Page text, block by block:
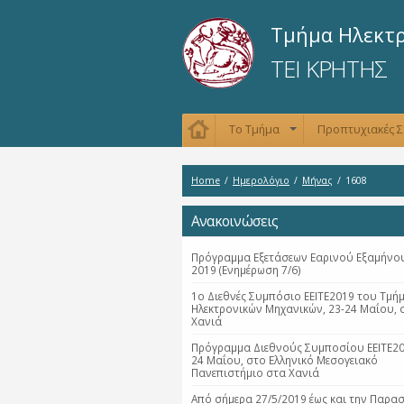
Τμήμα
ΤΕΙ ΚΡΗΤΗΣ
Το Τμήμα Προπτυχιακές
Home / Ημερολόγιο / Μήνας / 1608
Ανακοινώσεις
Πρόγραμμα Εξετάσεων Εαρινού
2019 (Ενημέρωση 7/6)
1ο Διεθνές Συμπόσιο ΕΕΙΤΕ2019 του
Ηλεκτρονικών Μηχανικών, 23-24 Μαΐου,
Χανιά
Πρόγραμμα Διεθνούς Συμποσίου
24 Μαΐου, στο Ελληνικό Μεσογειακό
Πανεπιστήμιο στα Χανιά
Από σήμερα 27/5/2019 έως και την